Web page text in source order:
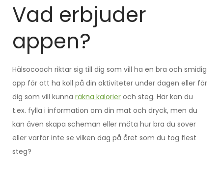
Vad erbjuder
appen?
Hälsocoach riktar sig till dig som vill ha en bra och smidig
app för att ha koll på din aktiviteter under dagen eller för
dig som vill kunna räkna kalorier och steg. Här kan du
t.ex. fylla i information om din mat och dryck, men du
kan även skapa scheman eller mäta hur bra du sover
eller varför inte se vilken dag på året som du tog flest
steg?